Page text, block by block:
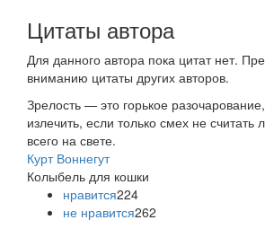
Цитаты автора
Для данного автора пока цитат нет.
вниманию цитаты других авторов.
Зрелость — это горькое
излечить, если только смех не считать
всего на свете.
Курт Воннегут
Колыбель для кошки
нравится224
не нравится262